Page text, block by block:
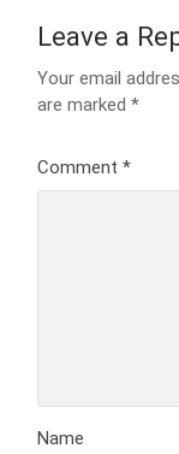
Leave a
Your email
are marked*
Comment*
Name